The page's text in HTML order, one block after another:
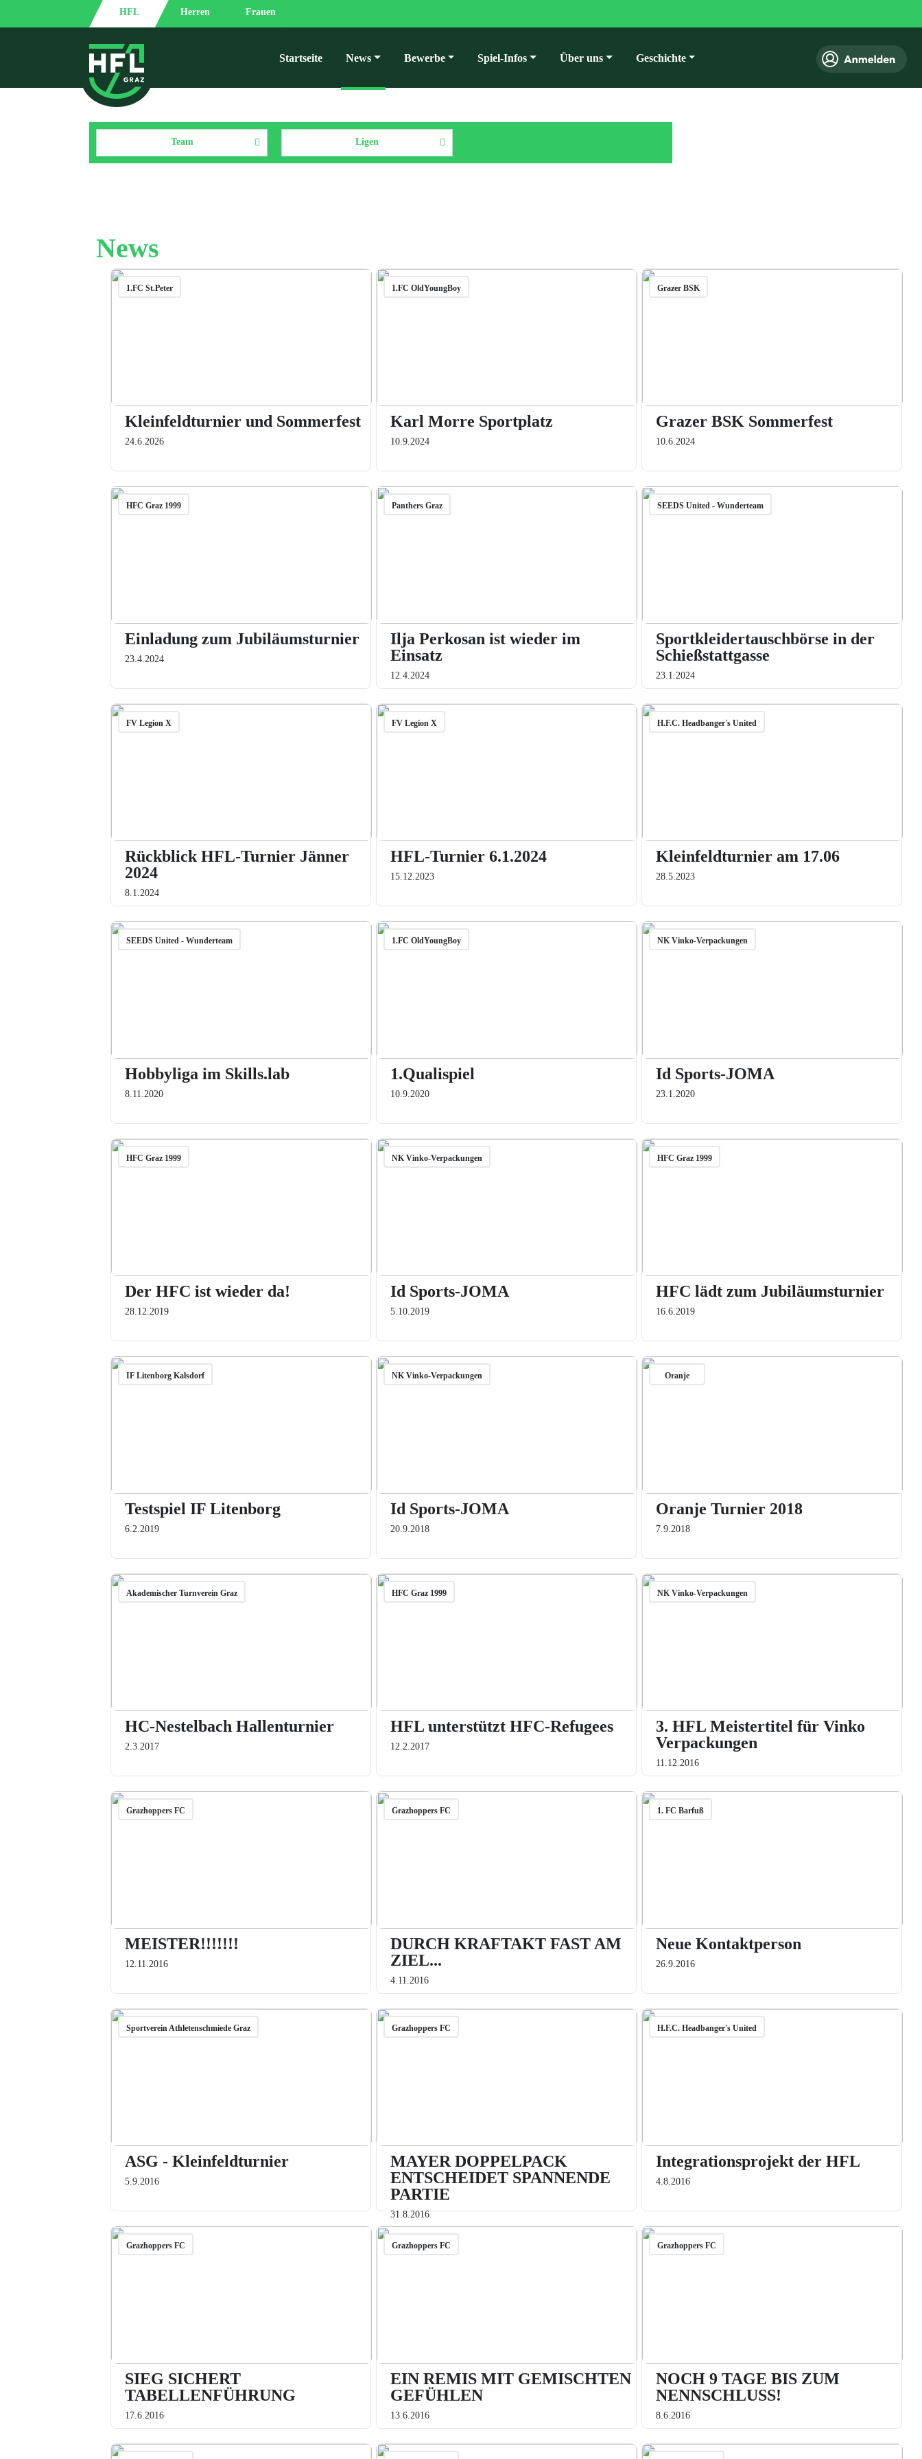
HFL Herren Frauen
Startseite News Bewerbe Spiel-Infos Über uns Geschichte
Team Ligen
News
1.FC St.Peter
Kleinfeldturnier und Sommerfest
24.6.2026
1.FC OldYoungBoy
Karl Morre Sportplatz
10.9.2024
Grazer BSK
Grazer BSK Sommerfest
10.6.2024
HFC Graz 1999
Einladung zum Jubiläumsturnier
23.4.2024
Panthers Graz
Ilja Perkosan ist wieder im
Einsatz
12.4.2024
SEEDS United - Wunderteam
Sportkleidertauschbörse in der
Schießstattgasse
23.1.2024
FV Legion X
Rückblick HFL-Turnier Jänner
2024
8.1.2024
FV Legion X
HFL-Turnier 6.1.2024
15.12.2023
H.F.C. Headbanger's United
Kleinfeldturnier am 17.06
28.5.2023
SEEDS United - Wunderteam
Hobbyliga im Skills.lab
8.11.2020
1.FC OldYoungBoy
1.Qualispiel
10.9.2020
NK Vinko-Verpackungen
Id Sports-JOMA
23.1.2020
HFC Graz 1999
Der HFC ist wieder da!
28.12.2019
NK Vinko-Verpackungen
Id Sports-JOMA
5.10.2019
HFC Graz 1999
HFC lädt zum Jubiläumsturnier
16.6.2019
IF Litenborg Kalsdorf
Testspiel IF Litenborg
6.2.2019
NK Vinko-Verpackungen
Id Sports-JOMA
20.9.2018
Oranje
Oranje Turnier 2018
7.9.2018
Akademischer Turnverein Graz
HC-Nestelbach Hallenturnier
2.3.2017
HFC Graz 1999
HFL unterstützt HFC-Refugees
12.2.2017
NK Vinko-Verpackungen
3. HFL Meistertitel für Vinko
Verpackungen
11.12.2016
Grazhoppers FC
MEISTER!!!!!!!
12.11.2016
Grazhoppers FC
DURCH KRAFTAKT FAST AM
ZIEL...
4.11.2016
1. FC Barfuß
Neue Kontaktperson
26.9.2016
Sportverein Athletenschmiede Graz
ASG - Kleinfeldturnier
5.9.2016
Grazhoppers FC
MAYER DOPPELPACK
ENTSCHEIDET SPANNENDE
PARTIE
31.8.2016
H.F.C. Headbanger's United
Integrationsprojekt der HFL
4.8.2016
Grazhoppers FC
SIEG SICHERT
TABELLENFÜHRUNG
17.6.2016
Grazhoppers FC
EIN REMIS MIT GEMISCHTEN
GEFÜHLEN
13.6.2016
Grazhoppers FC
NOCH 9 TAGE BIS ZUM
NENNSCHLUSS!
8.6.2016